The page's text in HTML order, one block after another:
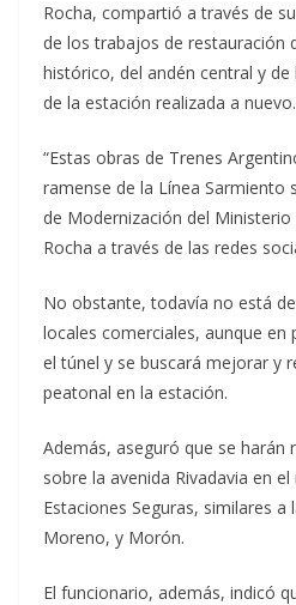
Rocha, compartió a través de
de los trabajos de restauración
histórico, del andén central y
de la estación realizada a nuevo.
“Estas obras de Trenes
ramense de la Línea Sarmiento
de Modernización del
Rocha a través de las redes
No obstante, todavía no está
locales comerciales, aunque en
el túnel y se buscará mejorar y
peatonal en la estación.
Además, aseguró que se harán
sobre la avenida Rivadavia en
Estaciones Seguras, similares a
Moreno, y Morón.
El funcionario, además, indicó